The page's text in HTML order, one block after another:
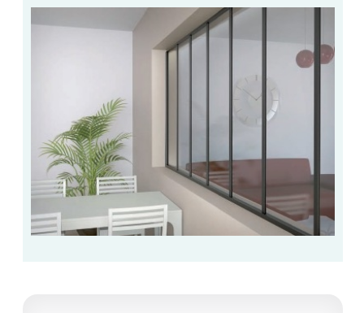
VERRE LAQUÉ/CRÉDENCE
DALLE DE SOL EN VERRE
PORTE EN VERRE
GARDE CORPS EN VERRE
VERRIÈRE TYPE ATELIER